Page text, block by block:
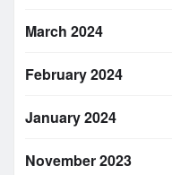
March 2024
February 2024
January 2024
November 2023